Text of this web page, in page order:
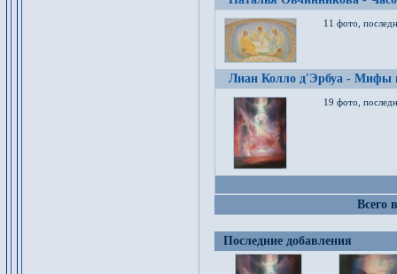
11 фото,
Лиан Колло д'Эрбуа - Мифы
19 фото,
Всего
Последние добавления